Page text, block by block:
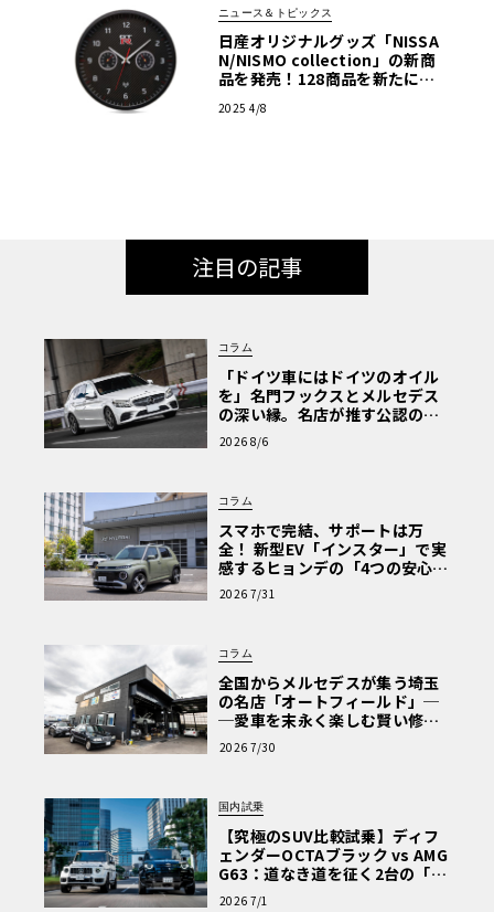
ニュース＆トピックス
日産オリジナルグッズ「NISSA
N/NISMO collection」の新商
品を発売！128商品を新たにラ
2025 4/8
注目の記事
コラム
「ドイツ車にはドイツのオイル
を」名門フックスとメルセデス
の深い縁。名店が推す公認の安
心と、Cクラスで味わうシルキー
な走り〈PR〉
2026 8/6
コラム
スマホで完結、サポートは万
全！ 新型EV「インスター」で実
感するヒョンデの「4つの安心」
【第1回・ヒョンデ6つの疑問：
Why? Hyundai?】〈PR〉
2026 7/31
コラム
全国からメルセデスが集う埼玉
の名店「オートフィールド」─
─愛車を末永く楽しむ賢い修理
術と、プロがフックス製オイル
を選ぶ理由〈PR〉
2026 7/30
国内試乗
【究極のSUV比較試乗】ディフ
ェンダーOCTAブラック vs AMG
G63：道なき道を征く2台の「対
極的アプローチ」
2026 7/1